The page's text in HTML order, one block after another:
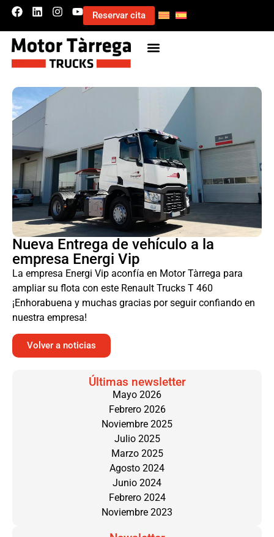
Reservar cita
Nueva Entrega de vehículo a la
empresa Energi Vip
La empresa Energi Vip aconfía en Motor Tàrrega para
ampliar su flota con este Renault Trucks T 460
¡Enhorabuena y muchas gracias por seguir confiando en
nuestra empresa!
Volver a noticias
Últimas newsletter
Mayo 2026
Febrero 2026
Noviembre 2025
Julio 2025
Marzo 2025
Agosto 2024
Junio 2024
Febrero 2024
Noviembre 2023